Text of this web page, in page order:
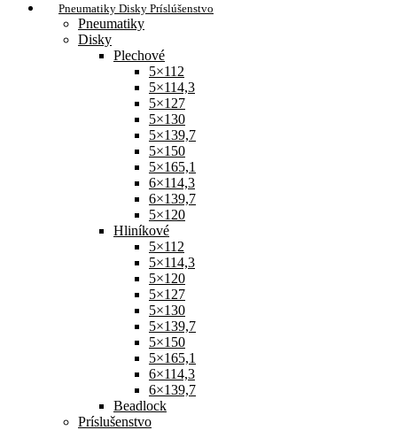
Pneumatiky Disky Príslúšenstvo
Pneumatiky
Disky
Plechové
5×112
5×114,3
5×127
5×130
5×139,7
5×150
5×165,1
6×114,3
6×139,7
5×120
Hliníkové
5×112
5×114,3
5×120
5×127
5×130
5×139,7
5×150
5×165,1
6×114,3
6×139,7
Beadlock
Príslušenstvo